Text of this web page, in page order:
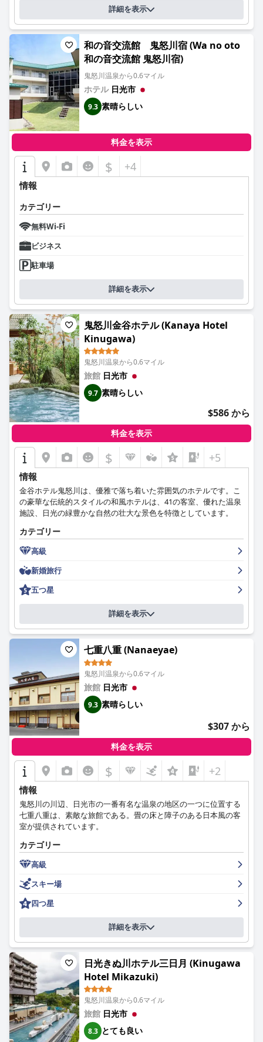
詳細を表示
和の音交流館 鬼怒川宿 (Wa no oto
和の音交流館 鬼怒川宿)
鬼怒川温泉から0.6マイル
ホテル 日光市
9.3 素晴らしい
料金を表示
$ +4
情報
カテゴリー
無料Wi-Fi
ビジネス
駐車場
詳細を表示
鬼怒川金谷ホテル (Kanaya Hotel
Kinugawa)
鬼怒川温泉から0.6マイル
旅館 日光市
9.7 素晴らしい
$586 から
料金を表示
$ +5
情報
金谷ホテル鬼怒川は、優雅で落ち着いた雰囲気のホテルです。こ
の豪華な伝統的スタイルの和風ホテルは、41の客室、優れた温泉
施設、日光の緑豊かな自然の壮大な景色を特徴としています。
カテゴリー
高級
新婚旅行
五つ星
詳細を表示
七重八重 (Nanaeyae)
鬼怒川温泉から0.6マイル
旅館 日光市
9.3 素晴らしい
$307 から
料金を表示
$ +2
情報
鬼怒川の川辺、日光市の一番有名な温泉の地区の一つに位置する
七重八重は、素敵な旅館である。畳の床と障子のある日本風の客
室が提供されています。
カテゴリー
高級
スキー場
四つ星
詳細を表示
日光きぬ川ホテル三日月 (Kinugawa
Hotel Mikazuki)
鬼怒川温泉から0.6マイル
旅館 日光市
8.3 とても良い